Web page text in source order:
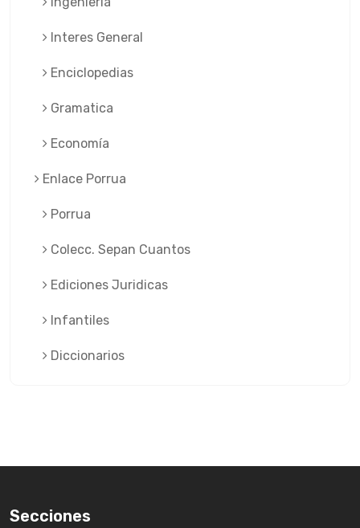
Interes General
Enciclopedias
Gramatica
Economía
Enlace Porrua
Porrua
Colecc. Sepan Cuantos
Ediciones Juridicas
Infantiles
Diccionarios
Secciones